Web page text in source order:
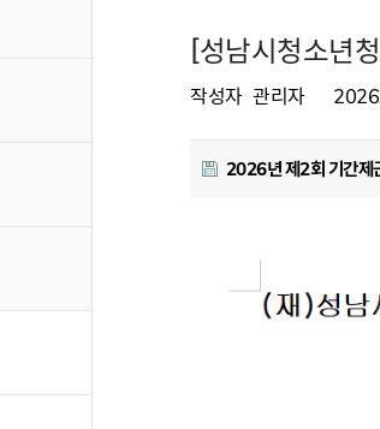
[성남시청소년
작성자 관리자
2026년 제2회 기간제